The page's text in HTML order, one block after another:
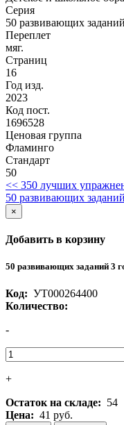
Серия
50 развивающих заданий
Переплет
мяг.
Страниц
16
Год изд.
2023
Код пост.
1696528
Ценовая группа
Фламинго
Стандарт
50
<< 350 лучших
50 развивающих
×
Добавить в корзину
50 развивающих заданий 3
Код: УТ000264400
Количество:
-
+
Остаток на складе: 54
Цена: 41 руб.